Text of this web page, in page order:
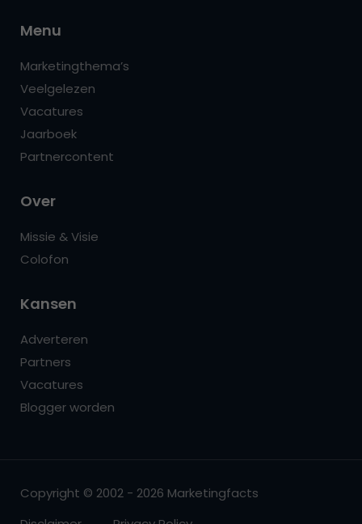
Menu
Marketingthema’s
Veelgelezen
Vacatures
Jaarboek
Partnercontent
Over
Missie & Visie
Colofon
Kansen
Adverteren
Partners
Vacatures
Blogger worden
Copyright © 2002 - 2026 Marketingfacts